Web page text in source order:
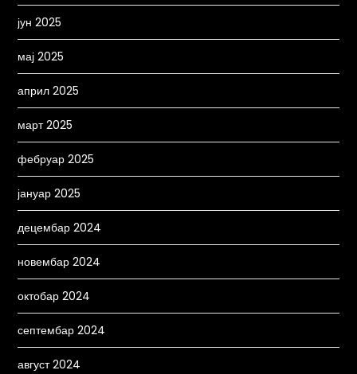
јун 2025
мај 2025
април 2025
март 2025
фебруар 2025
јануар 2025
децембар 2024
новембар 2024
октобар 2024
септембар 2024
август 2024